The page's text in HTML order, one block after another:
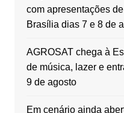
com apresentações
Brasília dias 7 e 8 de
AGROSAT chega à
de música, lazer e
9 de agosto
Em cenário ainda